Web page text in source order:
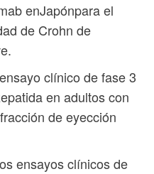
enJapónpara el
de Crohn de
clínico de fase 3
en adultos con
de eyección
ensayos clínicos de